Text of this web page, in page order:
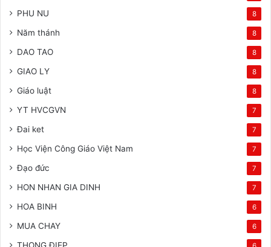
PHU NU 8
Năm thánh 8
DAO TAO 8
GIAO LY 8
Giáo luật 8
YT HVCGVN 7
Đai ket 7
Học Viện Công Giáo Việt Nam 7
Đạo đức 7
HON NHAN GIA DINH 7
HOA BINH 6
MUA CHAY 6
THONG ĐIEP